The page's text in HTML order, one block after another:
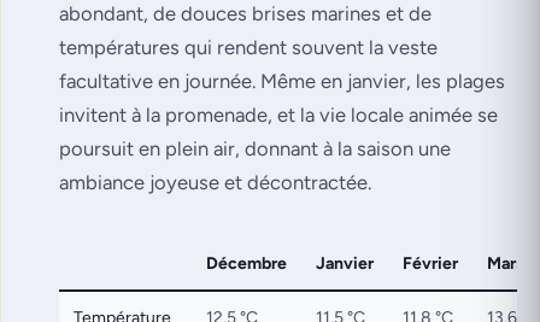
abondant, de douces brises marines et de
températures qui rendent souvent la veste
facultative en journée. Même en janvier, les plages
invitent à la promenade, et la vie locale animée se
poursuit en plein air, donnant à la saison une
ambiance joyeuse et décontractée.
Décembre Janvier Février Mars
Température
12.5 °C
11.5 °C
11.8 °C
13.6